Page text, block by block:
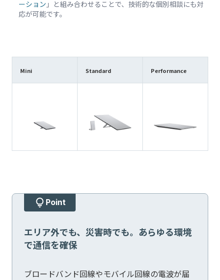
ーション 」と組み合わせることで、技術的な個別相談にも対
応が可能です。
Mini Standard Performance
Point
エリア外でも、災害時でも。あらゆる環境
で通信を確保
ブロードバンド回線やモバイル回線の電波が届